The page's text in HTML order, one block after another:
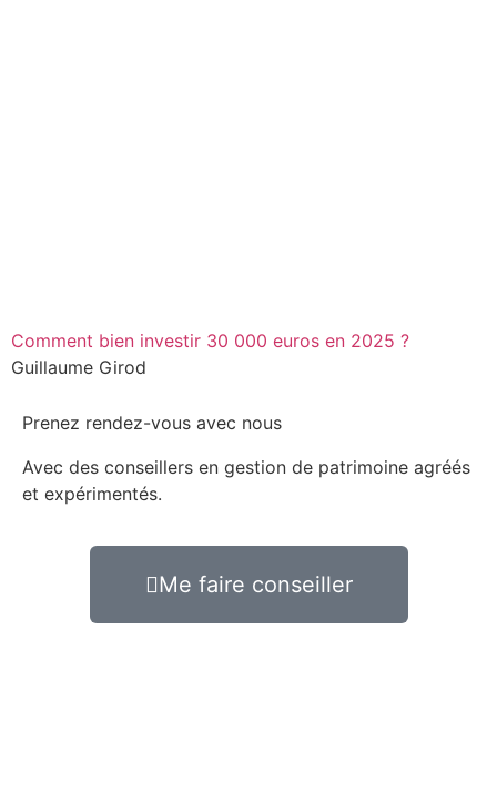
Comment bien investir 30 000 euros en 2025 ?
Guillaume Girod
Prenez rendez-vous avec nous
Avec des conseillers en gestion de patrimoine agréés
et expérimentés.
Me faire conseiller